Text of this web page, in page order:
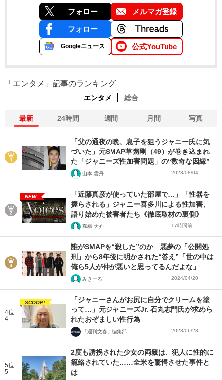
フォロー メルマガ登録
フォロー
Googleニュース 公式YouTube
「エンタメ」記事のランキング
エンタメ 総合
最新 24時間 週間 月間 写真
「父の通夜の晩、息子を狙うジャニー氏に気
づいた」元SMAP草彅剛（49）が巻き込まれ
た「ジャニーズ性加害問題」の“数奇な因縁”
山本 雲丹 2023/08/04
NEW
「近藤真彦が使っていた部屋で…」「性器を
握らされる」ジャニー喜多川による性加害、
語り始めた被害者たち《徹底取材の裏側》
髙橋 大介 17時間前
誰がSMAPを“殺した”のか 悪夢の「公開処
刑」から8年後に明かされた“答え”「世の中は
俺ら5人が仲が悪いと思ってるんだよな」
みきーる 2024/04/20
4位
4
SCOOP!
「ジャニーさんがお尻に自分でクリームを塗
って…」元ジャニーズJr. 石丸志門氏が求めら
れたおぞましい性行為
「週刊文春」編集部 2023/06/28
5位
5
2度も誘拐された少女の両親は、犯人に性的に
籠絡されていた……全米を驚愕させた事件と
は